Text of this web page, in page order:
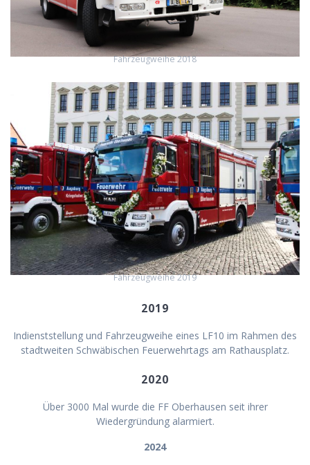
Fahrzeugweihe 2018
Fahrzeugweihe 2019
2019
Indienststellung und Fahrzeugweihe eines LF10 im Rahmen des
stadtweiten Schwäbischen Feuerwehrtags am Rathausplatz.
2020
Über 3000 Mal wurde die FF Oberhausen seit ihrer
Wiedergründung alarmiert.
2024